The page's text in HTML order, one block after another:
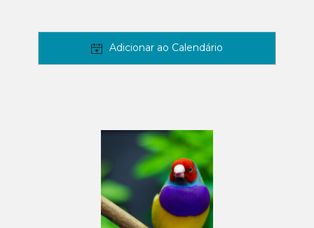
Adicionar ao Calendário